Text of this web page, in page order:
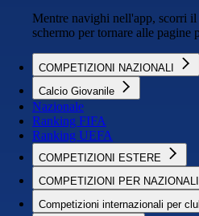
Mentre navighi nell'app, scorri il
schermo per tornare alle pagine
COMPETIZIONI NAZIONALI
Calcio Giovanile
Nazionale
Ranking FIFA
Ranking UEFA
COMPETIZIONI ESTERE
COMPETIZIONI PER NAZIONALI
Competizioni internazionali per